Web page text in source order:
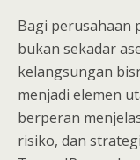
Bagi perusahaan
bukan sekadar
kelangsungan
menjadi elemen
berperan
risiko, dan